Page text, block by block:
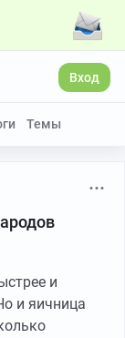
Вход
Темы
и
и яичница
Больше видео